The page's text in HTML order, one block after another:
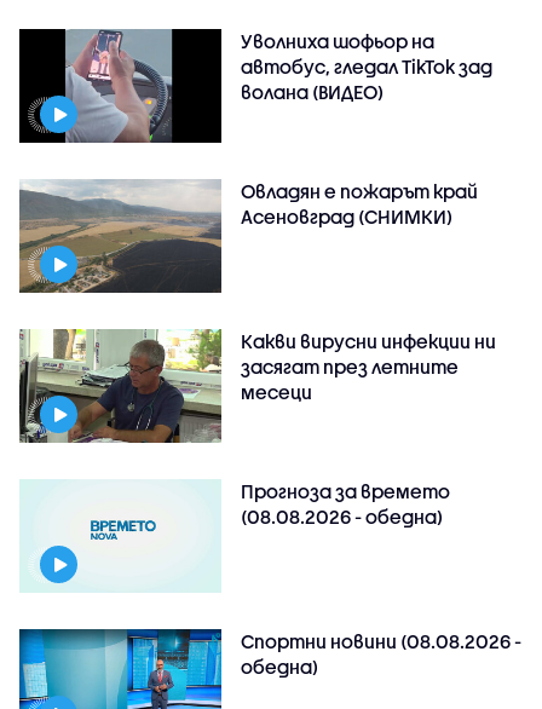
Уволниха шофьор на
автобус, гледал TikTok зад
волана (ВИДЕО)
Овладян е пожарът край
Асеновград (СНИМКИ)
Какви вирусни инфекции ни
засягат през летните
месеци
Прогноза за времето
(08.08.2026 - обедна)
Спортни новини (08.08.2026 -
обедна)